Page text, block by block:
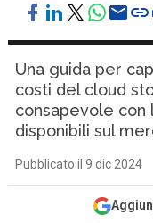
Una guida per
costi del cloud
consapevole con
disponibili sul
Pubblicato il 9 dic 2024